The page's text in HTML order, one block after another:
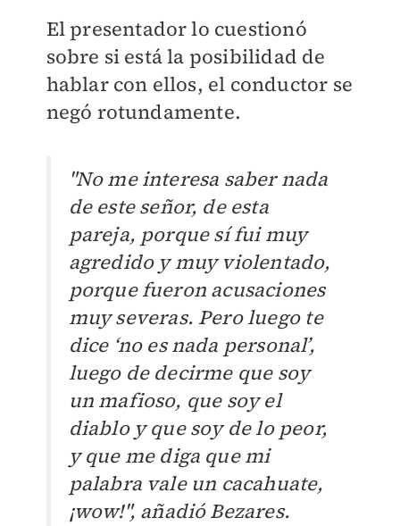
El presentador lo cuestionó
sobre si está la posibilidad de
hablar con ellos, el conductor se
negó rotundamente.
"No me interesa saber nada
de este señor, de esta
pareja, porque sí fui muy
agredido y muy violentado,
porque fueron acusaciones
muy severas. Pero luego te
dice ‘no es nada personal’,
luego de decirme que soy
un mafioso, que soy el
diablo y que soy de lo peor,
y que me diga que mi
palabra vale un cacahuate,
¡wow!", añadió Bezares.